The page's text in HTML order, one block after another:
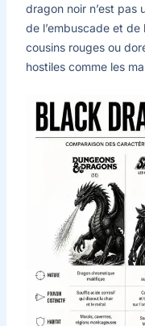
dragon noir n’est pas
de l’embuscade et
cousins rouges ou
hostiles comme les